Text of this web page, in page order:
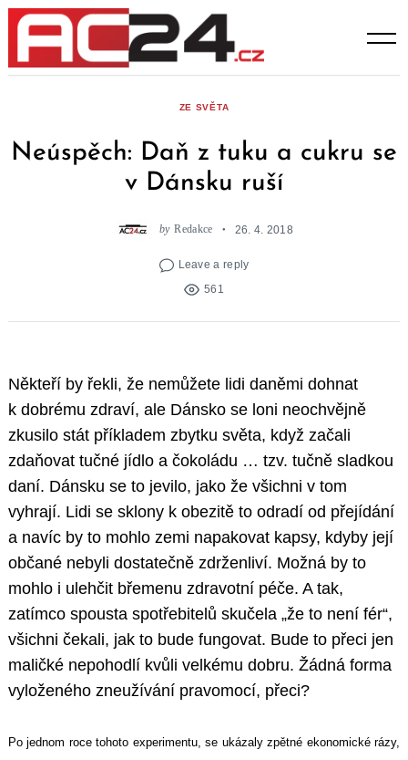
Skip
content
ZE SVĚTA
Neúspěch: Daň z tuku a cukru se
v Dánsku ruší
by Redakce 26. 4. 2018
Leave a reply
561
Někteří by řekli, že nemůžete lidi daněmi dohnat
k dobrému zdraví, ale Dánsko se loni neochvějně
zkusilo stát příkladem zbytku světa, když začali
zdaňovat tučné jídlo a čokoládu … tzv. tučně sladkou
daní. Dánsku se to jevilo, jako že všichni v tom
vyhrají. Lidi se sklony k obezitě to odradí od přejídání
a navíc by to mohlo zemi napakovat kapsy, kdyby její
občané nebyli dostatečně zdrženliví. Možná by to
mohlo i ulehčit břemenu zdravotní péče. A tak,
zatímco spousta spotřebitelů skučela „že to není fér“,
všichni čekali, jak to bude fungovat. Bude to přeci jen
maličké nepohodlí kvůli velkému dobru. Žádná forma
vyloženého zneužívání pravomocí, přeci?
Po jednom roce tohoto experimentu, se ukázalyzpětné ekonomickérázy,